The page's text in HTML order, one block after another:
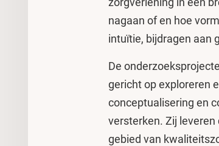
nagaan of en hoe
intuïtie, bijdragen aan
De
gericht op exploreren
conceptualisering en
versterken. Zij
gebied van